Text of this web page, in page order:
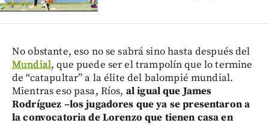
No obstante, eso no se sabrá sino hasta después del
Mundial, que puede ser el trampolín que lo termine
de “catapultar” a la élite del balompié mundial.
Mientras eso pasa, Ríos, al igual que James
Rodríguez –los jugadores que ya se presentaron a
la convocatoria de Lorenzo que tienen casa en